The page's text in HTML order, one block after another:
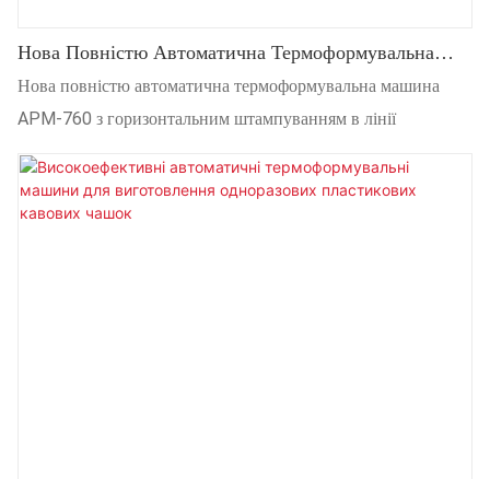
Нова Повністю Автоматична Термоформувальна
Машина APM-760 З Горизонтальним
Штампуванням В Лінії
Нова повністю автоматична термоформувальна машина
APM-760 з горизонтальним штампуванням в лінії